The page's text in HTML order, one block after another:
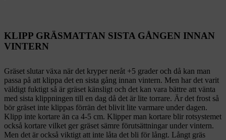
KLIPP GRÄSMATTAN SISTA GÅNGEN INNAN
VINTERN
Gräset slutar växa när det kryper neråt +5 grader och då kan man
passa på att klippa det en sista gång innan vintern. Men har det varit
väldigt fuktigt så är gräset känsligt och det kan vara bättre att vänta
med sista klippningen till en dag då det är lite torrare. Är det frost så
bör gräset inte klippas förrän det blivit lite varmare under dagen.
Klipp inte kortare än ca 4-5 cm. Klipper man kortare blir rotsystemet
också kortare vilket ger gräset sämre förutsättningar under vintern.
Men det är också viktigt att inte låta det bli för långt. Långt gräs